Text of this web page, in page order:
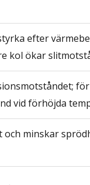
efter
kol ökar
vid förhöjda
och minskar